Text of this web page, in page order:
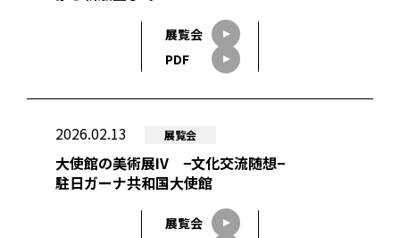
展覧会
PDF
2026.02.13 展覧会
大使館の美術展IV −文化交流随想−
駐日ガーナ共和国大使館
展覧会